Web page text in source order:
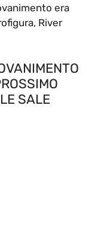
era
River
SALE